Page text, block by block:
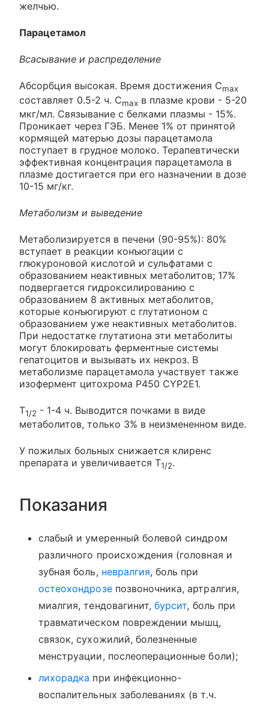
желчью.
Парацетамол
Всасывание и распределение
Абсорбция высокая. Время достижения Cmax
составляет 0.5-2 ч. Cmax в плазме крови - 5-20
мкг/мл. Связывание с белками плазмы - 15%.
Проникает через ГЭБ. Менее 1% от принятой
кормящей матерью дозы парацетамола
поступает в грудное молоко. Терапевтически
эффективная концентрация парацетамола в
плазме достигается при его назначении в дозе
10-15 мг/кг.
Метаболизм и выведение
Метаболизируется в печени (90-95%): 80%
вступает в реакции конъюгации с
глюкуроновой кислотой и сульфатами с
образованием неактивных метаболитов; 17%
подвергается гидроксилированию с
образованием 8 активных метаболитов,
которые конъюгируют с глутатионом с
образованием уже неактивных метаболитов.
При недостатке глутатиона эти метаболиты
могут блокировать ферментные системы
гепатоцитов и вызывать их некроз. В
метаболизме парацетамола участвует также
изофермент цитохрома Р450 CYP2E1.
Т1/2 - 1-4 ч. Выводится почками в виде
метаболитов, только 3% в неизмененном виде.
У пожилых больных снижается клиренс
препарата и увеличивается Т1/2.
Показания
слабый и умеренный болевой синдром
различного происхождения (головная и
зубная боль, невралгия, боль при
остеохондрозепозвоночника, артралгия,
миалгия, тендовагинит,бурсит, боль при
травматическом повреждении мышц,
связок, сухожилий, болезненные
менструации, послеоперационные боли);
лихорадка при инфекционно-
воспалительных заболеваниях (в т.ч.